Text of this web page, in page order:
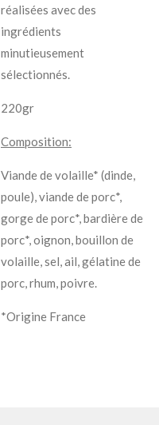
réalisées avec des
ingrédients
minutieusement
sélectionnés.
220gr
Composition:
Viande de volaille* (dinde,
poule), viande de porc*,
gorge de porc*, bardière de
porc*, oignon, bouillon de
volaille, sel, ail, gélatine de
porc, rhum, poivre.
*Origine France